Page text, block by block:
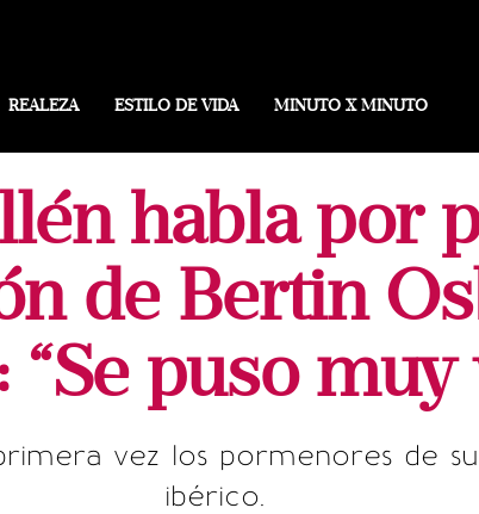
REALEZA ESTILO DE VIDA MINUTO X MINUTO
habla por
de Bertin
puso
vez los pormenores de
ibérico.